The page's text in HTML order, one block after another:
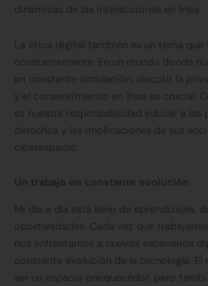
dinámicas de las interacciones en línea.
La ética digital también es un tema que
constantemente. En un mundo donde
en constante circulación, discutir la
y el consentimiento en línea es crucial.
es nuestra responsabilidad educar a las
derechos y las implicaciones de sus
ciberespacio.
Un trabajo en constante evolución
Mi día a día está lleno de aprendizajes,
oportunidades. Cada vez que
nos enfrentamos a nuevos escenarios
constante evolución de la tecnología. El
ser un espacio enriquecedor, pero